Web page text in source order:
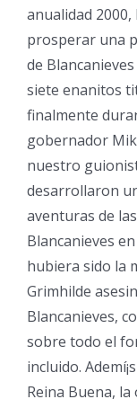
anualidad
prosperar una
de
siete enanitos
finalmente
gobernador
nuestro
desarrollaron
aventuras de
Blancanieves
hubiera sido la
Grimhilde
Blancanieves,
sobre todo el
incluido.
Reina Buena,